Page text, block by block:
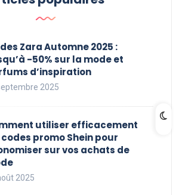
Zara Automne 2025 :
-50% sur la mode et
d’inspiration
2025
utiliser efficacement
promo Shein pour
sur vos achats de
2025